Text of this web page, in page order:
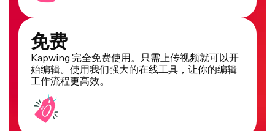
免费
Kapwing 完全免费使用。只需上传视频就可以开
始编辑。使用我们强大的在线工具，让你的编辑
工作流程更高效。